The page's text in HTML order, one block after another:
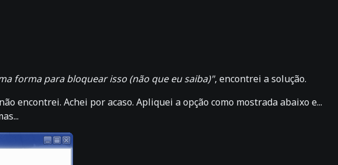
forma para bloquear isso (não que eu saiba)", encontrei a solução.
encontrei. Achei por acaso. Apliquei a opção como mostrada abaixo e...